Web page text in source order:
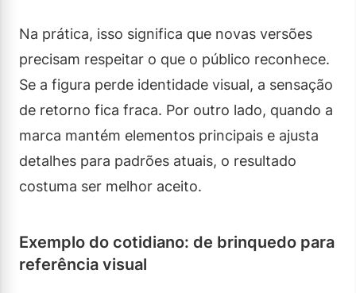
Na prática, isso significa que novas versões
precisam respeitar o que o público reconhece.
Se a figura perde identidade visual, a sensação
de retorno fica fraca. Por outro lado, quando a
marca mantém elementos principais e ajusta
detalhes para padrões atuais, o resultado
costuma ser melhor aceito.
Exemplo do cotidiano: de brinquedo para
referência visual